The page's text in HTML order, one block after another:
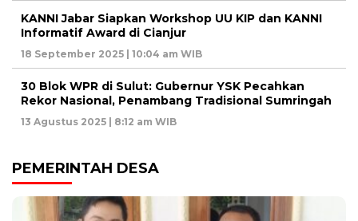
KANNI Jabar Siapkan Workshop UU KIP dan KANNI
Informatif Award di Cianjur
18 September 2025 | 10:04 am WIB
30 Blok WPR di Sulut: Gubernur YSK Pecahkan
Rekor Nasional, Penambang Tradisional Sumringah
13 Agustus 2025 | 8:12 am WIB
PEMERINTAH DESA